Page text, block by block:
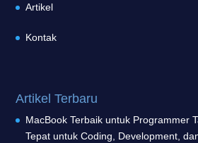
Artikel
Kontak
Artikel Terbaru
MacBook Terbaik untuk Programmer
Tepat untuk Coding, Development,